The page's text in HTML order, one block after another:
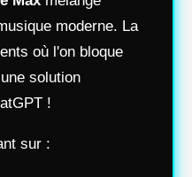
moderne. La
où l'on bloque
solution
!
sur :